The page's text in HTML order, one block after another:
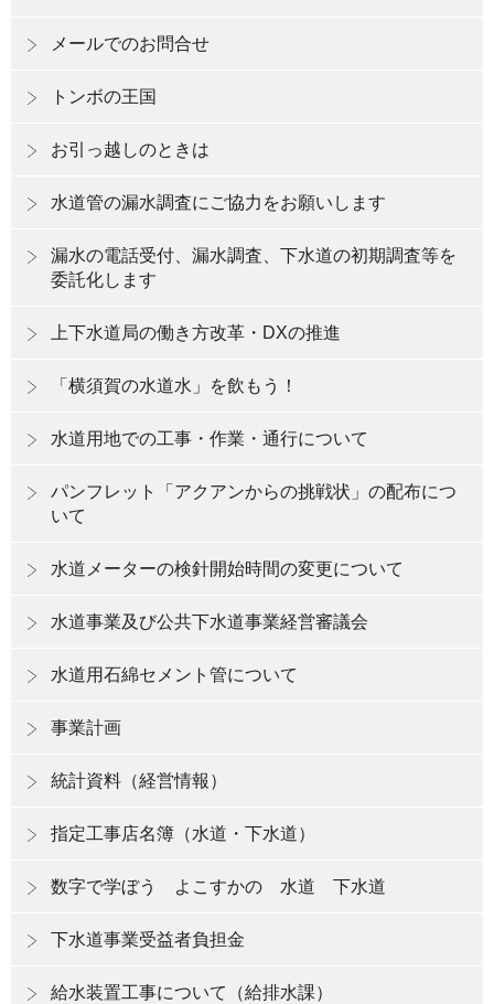
メールでのお問合せ
トンボの王国
お引っ越しのときは
水道管の漏水調査にご協力をお願いします
漏水の電話受付、漏水調査、下水道の初期調査等を
委託化します
上下水道局の働き方改革・DXの推進
「横須賀の水道水」を飲もう！
水道用地での工事・作業・通行について
パンフレット「アクアンからの挑戦状」の配布につ
いて
水道メーターの検針開始時間の変更について
水道事業及び公共下水道事業経営審議会
水道用石綿セメント管について
事業計画
統計資料（経営情報）
指定工事店名簿（水道・下水道）
数字で学ぼう よこすかの 水道 下水道
下水道事業受益者負担金
給水装置工事について（給排水課）